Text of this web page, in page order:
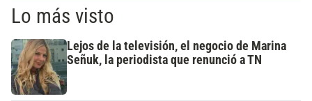
Lo más visto
Lejos de la televisión, el negocio de Marina
Señuk, la periodista que renunció a TN